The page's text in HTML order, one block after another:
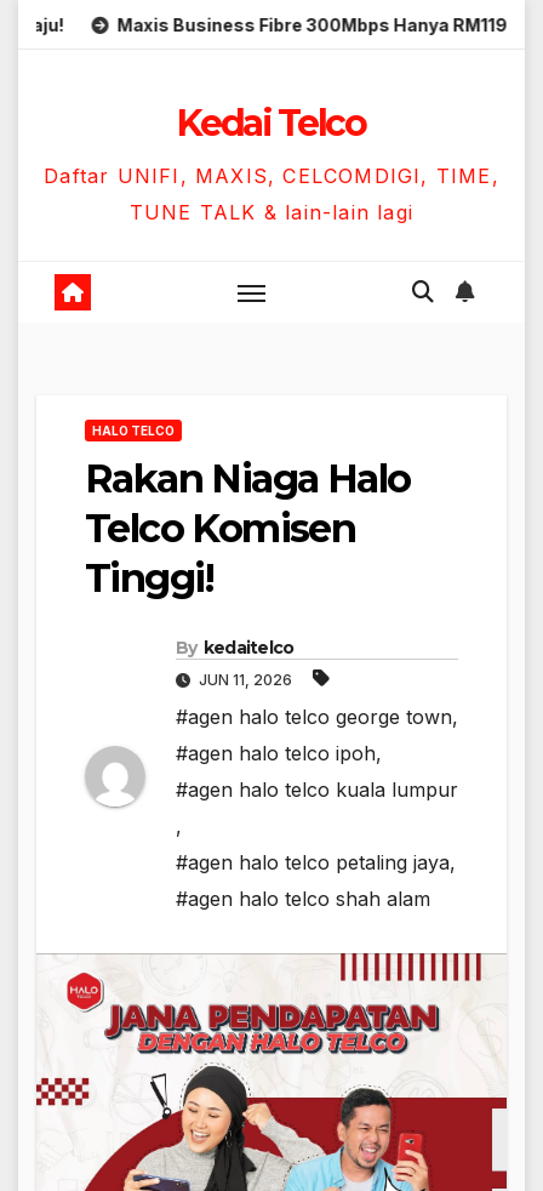
Skip Maxis Business Fibre 300Mbps Hanya RM119 Sebulan!
Kedai Telco
Daftar UNIFI, MAXIS, CELCOMDIGI, TIME,
TUNE TALK & lain-lain lagi
HALO TELCO
Rakan Niaga Halo
Telco Komisen
Tinggi!
By kedaitelco
JUN 11, 2026
#agen halo telco george town,
#agen halo telco ipoh,
#agen halo telco kuala lumpur
,
#agen halo telco petaling jaya,
#agen halo telco shah alam